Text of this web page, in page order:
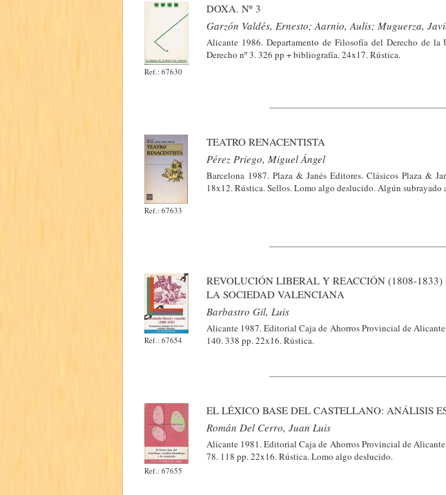
Ref.: 67630
DOXA. Nº 3
Garzón Valdés, Ernesto; Aarnio, Aulis; Muguerza,
Alicante 1986. Departamento de Filosofía del Derecho de
Derecho nº 3. 326 pp + bibliografía. 24x17. Rústica.
Ref.: 67633
TEATRO RENACENTISTA
Pérez Priego, Miguel Ángel
Barcelona 1987. Plaza & Janés Editores. Clásicos Plaza &
18x12. Rústica. Sellos. Lomo algo deslucido. Algún subrayado
Ref.: 67654
REVOLUCIÓN LIBERAL Y REACCIÓN (1808-
LA SOCIEDAD VALENCIANA
Barbastro Gil, Luis
Alicante 1987. Editorial Caja de Ahorros Provincial de
140. 338 pp. 22x16. Rústica.
Ref.: 67655
EL LÉXICO BASE DEL CASTELLANO: ANÁLISIS
Román Del Cerro, Juan Luis
Alicante 1981. Editorial Caja de Ahorros Provincial de
78. 118 pp. 22x16. Rústica. Lomo algo deslucido.